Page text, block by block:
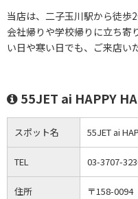
当店は、二子玉川駅から徒歩
会社帰りや学校帰りに立ち寄
い日や寒い日でも、ご来店い
55JET ai HAPPY
スポット名 55JET ai
TEL 03-3707-
住所
〒158-0094